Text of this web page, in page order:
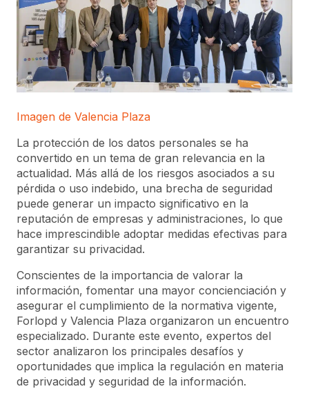
Imagen de Valencia Plaza
La protección de los datos personales se ha
convertido en un tema de gran relevancia en la
actualidad. Más allá de los riesgos asociados a su
pérdida o uso indebido, una brecha de seguridad
puede generar un impacto significativo en la
reputación de empresas y administraciones, lo que
hace imprescindible adoptar medidas efectivas para
garantizar su privacidad.
Conscientes de la importancia de valorar la
información, fomentar una mayor concienciación y
asegurar el cumplimiento de la normativa vigente,
Forlopd y Valencia Plaza organizaron un encuentro
especializado. Durante este evento, expertos del
sector analizaron los principales desafíos y
oportunidades que implica la regulación en materia
de privacidad y seguridad de la información.